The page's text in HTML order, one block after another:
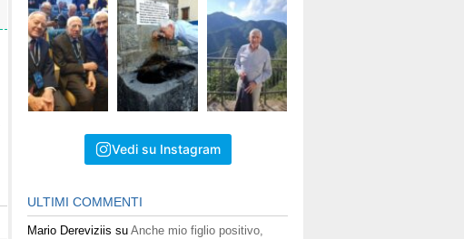
Vedi su Instagram
ULTIMI COMMENTI
Mario Dereviziis su Anche mio figlio positivo,